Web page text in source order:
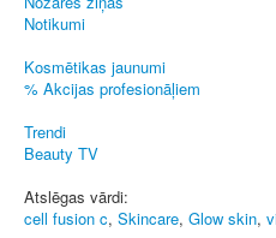
Notikumi
Kosmētikas jaunumi
% Akcijas profesionāļiem
Trendi
Beauty TV
Atslēgas vārdi:
cell fusion c, Skincare, Glow skin,